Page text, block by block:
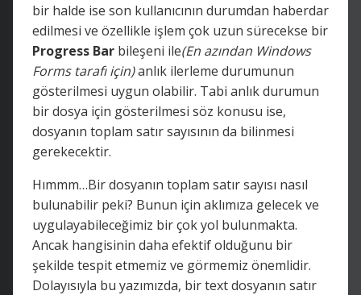
bir halde ise son kullanıcının durumdan haberdar
edilmesi ve özellikle işlem çok uzun sürecekse bir
Progress Bar bileşeni ile(En azından Windows
Forms tarafı için)anlık ilerleme durumunun
gösterilmesi uygun olabilir. Tabi anlık durumun
bir dosya için gösterilmesi söz konusu ise,
dosyanın toplam satır sayısının da bilinmesi
gerekecektir.
Hımmm…Bir dosyanın toplam satır sayısı nasıl
bulunabilir peki? Bunun için aklımıza gelecek ve
uygulayabileceğimiz bir çok yol bulunmakta.
Ancak hangisinin daha efektif olduğunu bir
şekilde tespit etmemiz ve görmemiz önemlidir.
Dolayısıyla bu yazımızda, bir text dosyanın satır